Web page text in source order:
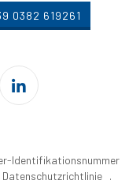
0382 619261
Identifikationsnummer
Datenschutzrichtlinie.